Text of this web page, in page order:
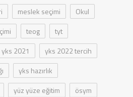
meslek seçimi
Okul
teog
tyt
yks 2021
yks 2022 tercih
yks hazırlık
yüz yüze eğitim
ösym